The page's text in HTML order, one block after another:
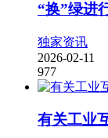
“换”绿进
独家资讯
2026-02-11
977
有关工业